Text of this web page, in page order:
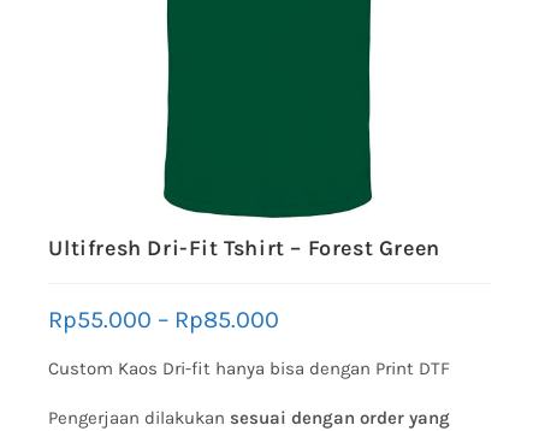
Ultifresh Dri-Fit Tshirt – Forest Green
Rp55.000 – Rp85.000
Custom Kaos Dri-fit hanya bisa dengan Print DTF
Pengerjaan dilakukan sesuai dengan order yang